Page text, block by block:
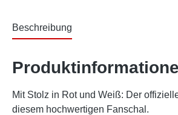
Beschreibung
Mit Stolz in Rot und Weiß: Der
diesem hochwertigen Fanschal.